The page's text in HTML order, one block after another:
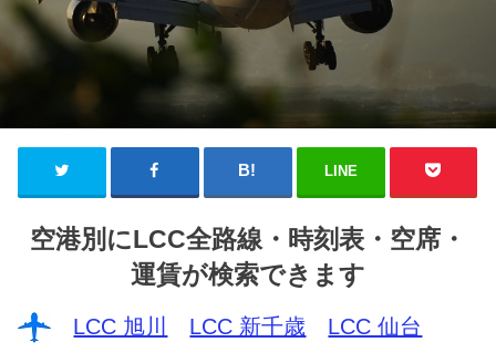
LINE
空港別にLCC全路線・時刻表・空席・
運賃が検索できます
LCC 旭川 LCC 新千歳 LCC 仙台